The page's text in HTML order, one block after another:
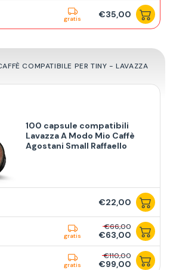
gratis €35,00
COMPATIBILE PER TINY - LAVAZZA
100 capsule compatibili
Lavazza A Modo Mio Caffè
Agostani Small Raffaello
€22,00
gratis
€66,00
€63,00
gratis
€110,00
€99,00